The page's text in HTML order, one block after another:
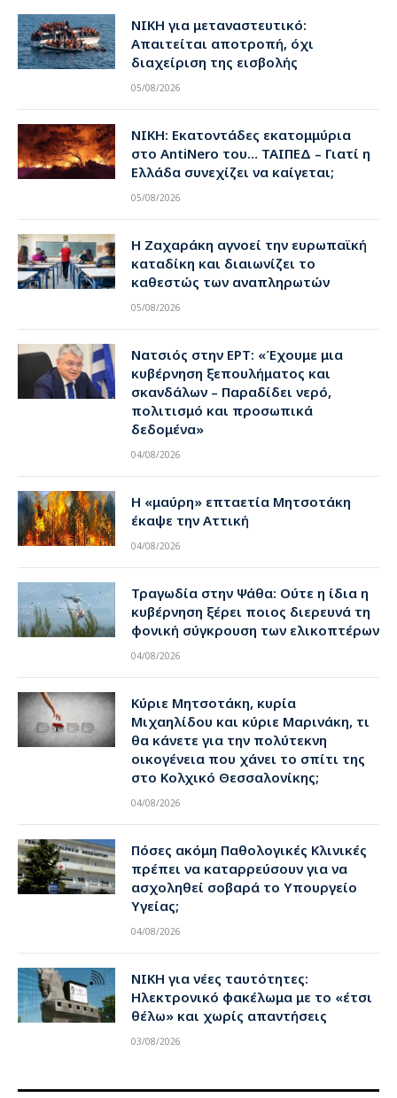
ΝΙΚΗ για μεταναστευτικό:
Απαιτείται αποτροπή, όχι
διαχείριση της εισβολής
05/08/2026
ΝΙΚΗ: Εκατοντάδες εκατομμύρια
στο AntiNero του… ΤΑΙΠΕΔ – Γιατί η
Ελλάδα συνεχίζει να καίγεται;
05/08/2026
Η Ζαχαράκη αγνοεί την ευρωπαϊκή
καταδίκη και διαιωνίζει το
καθεστώς των αναπληρωτών
05/08/2026
Νατσιός στην ΕΡΤ: «Έχουμε μια
κυβέρνηση ξεπουλήματος και
σκανδάλων – Παραδίδει νερό,
πολιτισμό και προσωπικά
δεδομένα»
04/08/2026
Η «μαύρη» επταετία Μητσοτάκη
έκαψε την Αττική
04/08/2026
Τραγωδία στην Ψάθα: Ούτε η ίδια η
κυβέρνηση ξέρει ποιος διερευνά τη
φονική σύγκρουση των ελικοπτέρων
04/08/2026
Κύριε Μητσοτάκη, κυρία
Μιχαηλίδου και κύριε Μαρινάκη, τι
θα κάνετε για την πολύτεκνη
οικογένεια που χάνει το σπίτι της
στο Κολχικό Θεσσαλονίκης;
04/08/2026
Πόσες ακόμη Παθολογικές Κλινικές
πρέπει να καταρρεύσουν για να
ασχοληθεί σοβαρά το Υπουργείο
Υγείας;
04/08/2026
ΝΙΚΗ για νέες ταυτότητες:
Ηλεκτρονικό φακέλωμα με το «έτσι
θέλω» και χωρίς απαντήσεις
03/08/2026